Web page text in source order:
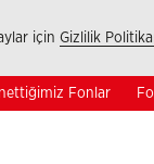
için Gizlilik
Fonlar